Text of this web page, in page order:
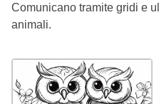
Comunicano tramite gridi e
animali.